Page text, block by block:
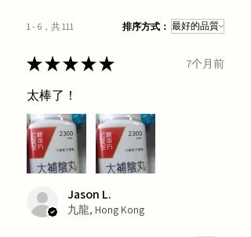
1 - 6，共 111 排序方式：
★★★★★ 7个月前
太棒了！
Jason L.
九龍, Hong Kong